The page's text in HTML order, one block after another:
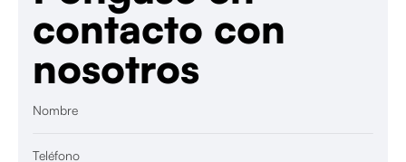
contacto con
nosotros